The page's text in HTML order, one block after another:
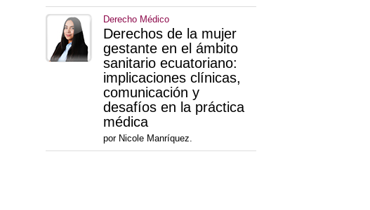
Derecho Médico
Derechos de la mujer
gestante en el ámbito
sanitario ecuatoriano:
implicaciones clínicas,
comunicación y
desafíos en la práctica
médica
por Nicole Manríquez.